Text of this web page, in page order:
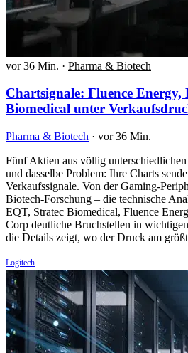
vor 36 Min. · Pharma & Biotech
Chartsignale: Fluence
Biomedical unter
Pharma & Biotech · vor 36 Min.
Fünf Aktien aus völlig
und dasselbe Problem: Ihre Charts
Verkaufssignale. Von der Gaming-
Biotech-Forschung – die technische
EQT, Stratec Biomedical, Fluence
Corp deutliche Bruchstellen in
die Details zeigt, wo der Druck am
Logitech